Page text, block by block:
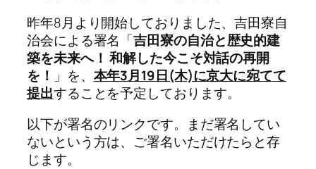
昨年8月より開始しておりました、吉田寮自
治会による署名「吉田寮の自治と歴史的建
築を未来へ！ 和解した今こそ対話の再開
を！ 」を、 本年3月19日(木)に京大に宛てて
提出することを予定しております。
以下が署名のリンクです。まだ署名してい
ないという方は、ご署名いただけたらと存
じます。